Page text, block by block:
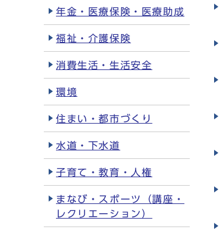
年金・医療保険・医療助成
福祉・介護保険
消費生活・生活安全
環境
住まい・都市づくり
水道・下水道
子育て・教育・人権
まなび・スポーツ（講座・
レクリエーション）